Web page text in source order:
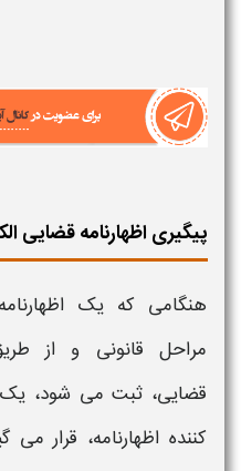
پیگیری اظهارنامه قضایی
هنگامی که یک
مراحل قانونی و از
قضایی، ثبت می شود، یک
کننده اظهارنامه، قرار می